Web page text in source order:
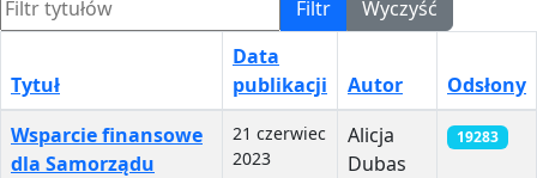
Filtr Wyczyść
Spis artykułów
Tytuł
Data
publikacji
Autor
Odsłony
Wsparcie finansowe
dla Samorządu
21 czerwiec
2023
Alicja
Dubas
19283